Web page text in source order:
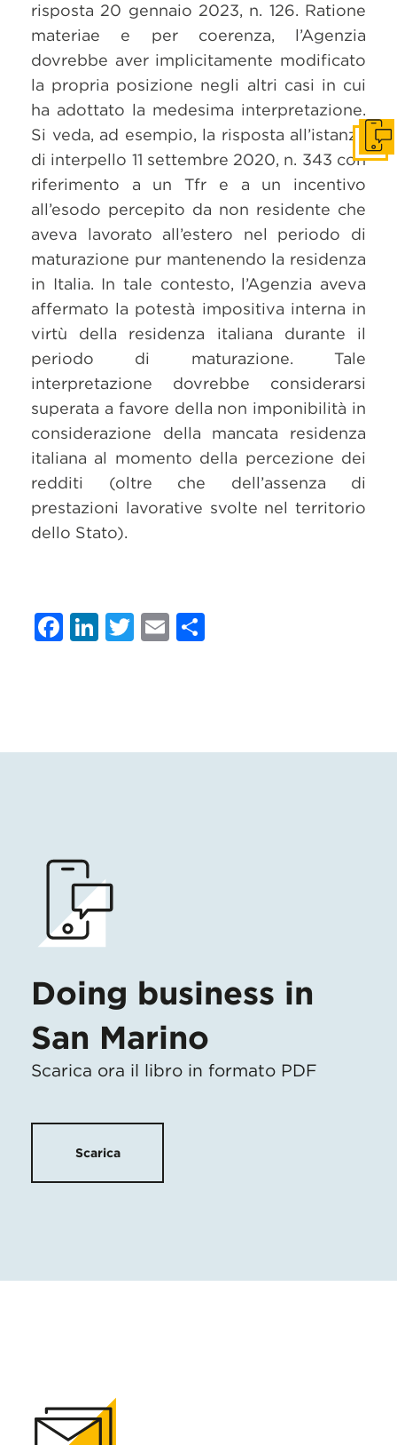
risposta 20 gennaio 2023, n. 126. Ratione
materiae e per coerenza, l’Agenzia
dovrebbe aver implicitamente modificato
la propria posizione negli altri casi in cui
ha adottato la medesima interpretazione.
Si veda, ad esempio, la risposta all’istanza
di interpello 11 settembre 2020, n. 343 con
riferimento a un Tfr e a un incentivo
all’esodo percepito da non residente che
aveva lavorato all’estero nel periodo di
maturazione pur mantenendo la residenza
in Italia. In tale contesto, l’Agenzia aveva
affermato la potestà impositiva interna in
virtù della residenza italiana durante il
periodo di maturazione. Tale
interpretazione dovrebbe considerarsi
superata a favore della non imponibilità in
considerazione della mancata residenza
italiana al momento della percezione dei
redditi (oltre che dell’assenza di
prestazioni lavorative svolte nel territorio
dello Stato).
Facebook
LinkedIn
Twitter
Email
Doing business in
San Marino
Scarica ora il libro in formato PDF
Scarica
Get